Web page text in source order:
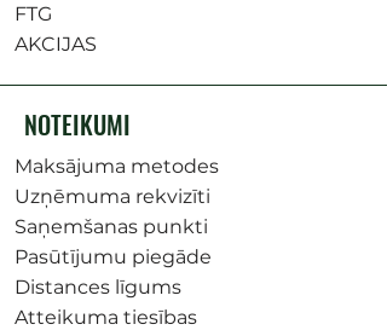
FTG
AKCIJAS
NOTEIKUMI
Maksājuma metodes
Uzņēmuma rekvizīti
Saņemšanas punkti
Pasūtījumu piegāde
Distances līgums
Atteikuma tiesības